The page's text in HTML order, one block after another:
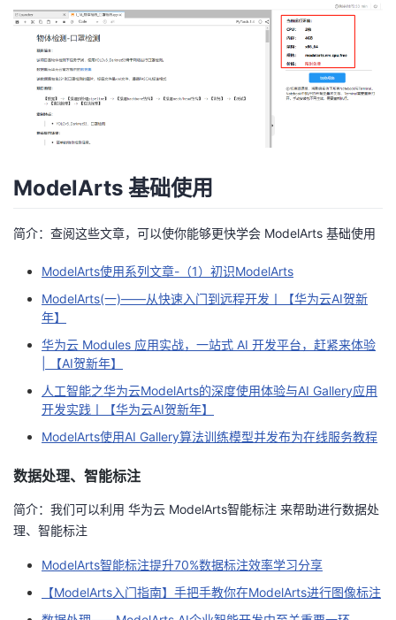
播
活
动
的
关
注
发
我
的
课
程
我
的
认
我
的
验
我
收
Programs
的
我
的
技
术
支
持
我
的
云
声
建
议
ModelArts 基础使用
简介：查阅这些文章，可以使你能够更快学会 ModelArts 基础使用
ModelArts使用系列文章-（1）初识ModelArts
ModelArts(一)——从快速入门到远程开发丨【华为云AI贺新
年】
华为云 Modules 应用实战，一站式 AI 开发平台，赶紧来体验
| 【AI贺新年】
人工智能之华为云ModelArts的深度使用体验与AI Gallery应用
开发实践丨【华为云AI贺新年】
ModelArts使用AI Gallery算法训练模型并发布为在线服务教程
数据处理、智能标注
简介：我们可以利用 华为云 ModelArts智能标注 来帮助进行数据处
理、智能标注
ModelArts智能标注提升70%数据标注效率学习分享
【ModelArts入门指南】手把手教你在ModelArts进行图像标注